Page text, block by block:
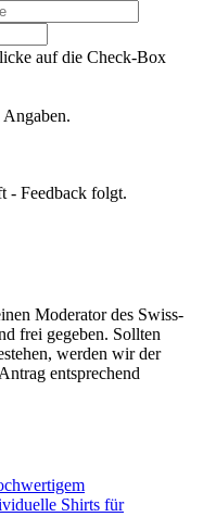
auf die Check-Box
- Feedback folgt.
Moderator des Swiss-
frei gegeben. Sollten
werden wir der
entsprechend